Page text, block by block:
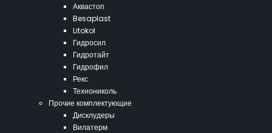
Аквастоп
Besaplast
Litokol
Гидросил
Гидротайт
Гидрофил
Рекс
Технониколь
Прочие комплектующие
Дисклудеры
Вилатерм